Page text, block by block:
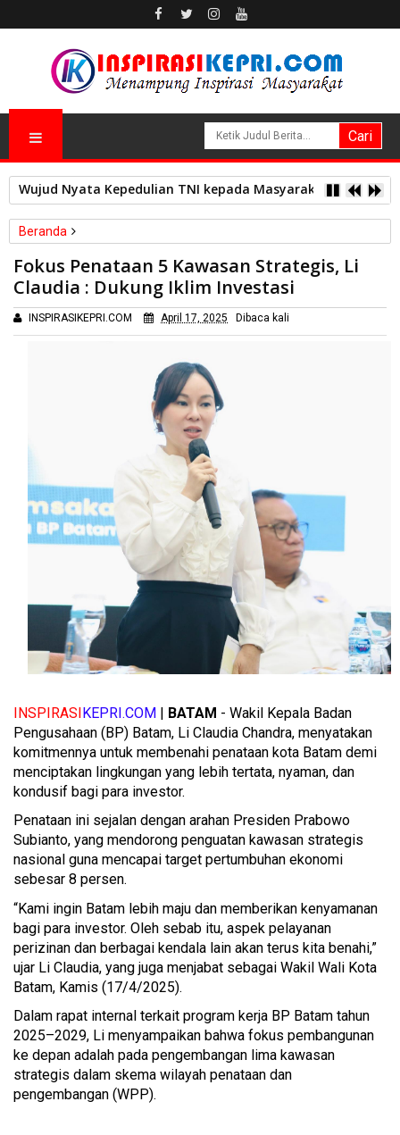
Wujud Nyata Kepedulian TNI kepada Masyarakat, Satgas
Beranda
Fokus Penataan 5 Kawasan Strategis, Li Claudia : Dukung Iklim
Fokus Penataan 5 Kawasan Strategis, Li
Claudia : Dukung Iklim Investasi
INSPIRASIKEPRI.COM April 17, 2025 Dibaca kali
INSPIRASIKEPRI.COM | BATAM - Wakil Kepala Badan
Pengusahaan (BP) Batam, Li Claudia Chandra, menyatakan
komitmennya untuk membenahi penataan kota Batam demi
menciptakan lingkungan yang lebih tertata, nyaman, dan
kondusif bagi para investor.
Penataan ini sejalan dengan arahan Presiden Prabowo
Subianto, yang mendorong penguatan kawasan strategis
nasional guna mencapai target pertumbuhan ekonomi
sebesar 8 persen.
“Kami ingin Batam lebih maju dan memberikan kenyamanan
bagi para investor. Oleh sebab itu, aspek pelayanan
perizinan dan berbagai kendala lain akan terus kita benahi,”
ujar Li Claudia, yang juga menjabat sebagai Wakil Wali Kota
Batam, Kamis (17/4/2025).
Dalam rapat internal terkait program kerja BP Batam tahun
2025–2029, Li menyampaikan bahwa fokus pembangunan
ke depan adalah pada pengembangan lima kawasan
strategis dalam skema wilayah penataan dan
pengembangan (WPP).